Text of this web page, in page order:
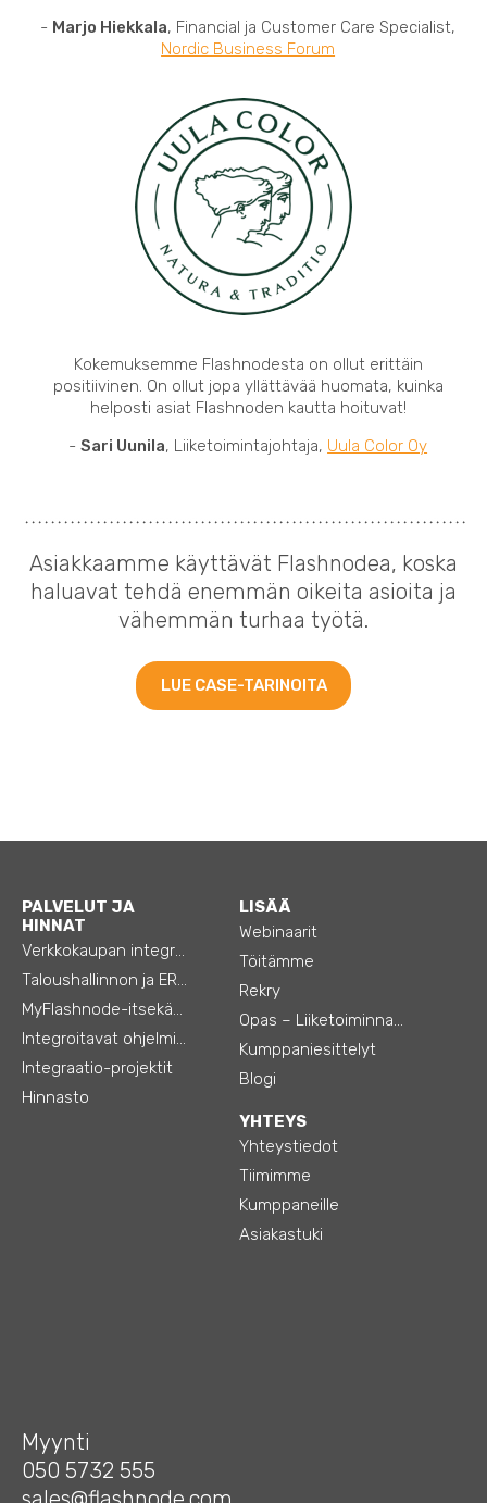
- Marjo Hiekkala, Financial ja Customer Care Specialist,
Nordic Business Forum
Kokemuksemme Flashnodesta on ollut erittäin
positiivinen. On ollut jopa yllättävää huomata, kuinka
helposti asiat Flashnoden kautta hoituvat!
-Sari Uunila, Liiketoimintajohtaja, Uula Color Oy
Asiakkaamme käyttävät Flashnodea, koska
haluavat tehdä enemmän oikeita asioita ja
vähemmän turhaa työtä.
LUE CASE-TARINOITA
PALVELUT JA
HINNAT
Integraatio-projektit
Hinnasto
LISÄÄ
Webinaarit
Töitämme
Rekry
Kumppaniesittelyt
Blogi
YHTEYS
Yhteystiedot
Tiimimme
Kumppaneille
Asiakastuki
Myynti
050 5732 555